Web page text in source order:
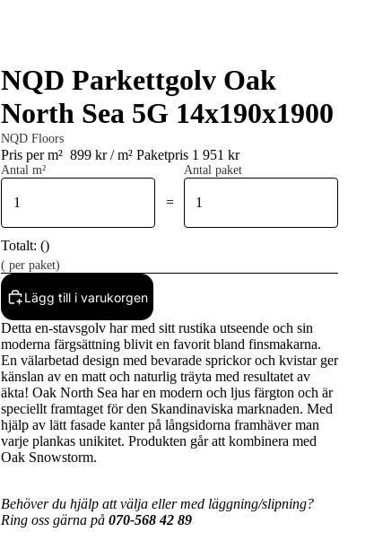
NQD Parkettgolv Oak
North Sea 5G 14x190x1900
NQD Floors
Pris per m² 899 kr / m² Paketpris 1 951 kr
Antal m²
=
Antal paket
Totalt: ()
( per paket)
Lägg till i varukorgen
Detta en-stavsgolv har med sitt rustika utseende och sin
moderna färgsättning blivit en favorit bland finsmakarna.
En välarbetad design med bevarade sprickor och kvistar ger
känslan av en matt och naturlig träyta med resultatet av
äkta! Oak North Sea har en modern och ljus färgton och är
speciellt framtaget för den Skandinaviska marknaden. Med
hjälp av lätt fasade kanter på långsidorna framhäver man
varje plankas unikitet. Produkten går att kombinera med
Oak Snowstorm.
Behöver du hjälp att välja eller med läggning/slipning?
Ring oss gärna på 070-568 42 89